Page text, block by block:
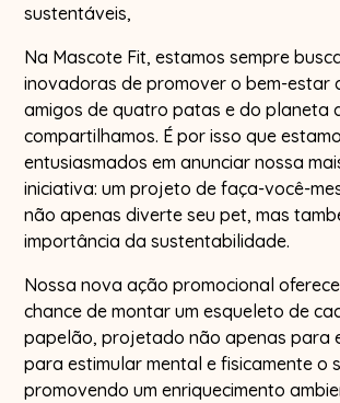
sustentáveis,
Na Mascote Fit, estamos sempre
inovadoras de promover o bem-estar
amigos de quatro patas e do planeta
compartilhamos. É por isso que
entusiasmados em anunciar nossa
iniciativa: um projeto de faça-você-
não apenas diverte seu pet, mas
importância da sustentabilidade.
Nossa nova ação promocional
chance de montar um esqueleto de
papelão, projetado não apenas para
para estimular mental e fisicamente o
promovendo um enriquecimento